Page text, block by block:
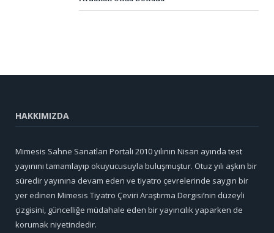
HAKKIMIZDA
Mimesis Sahne Sanatları Portali 2010 yılının Nisan ayında test
yayınını tamamlayıp okuyucusuyla buluşmuştur. Otuz yılı aşkın bir
süredir yayınına devam eden ve tiyatro çevrelerinde saygın bir
yer edinen Mimesis Tiyatro Çeviri Araştırma Dergisi’nin düzeyli
çizgisini, güncelliğe müdahale eden bir yayıncılık yaparken de
korumak niyetindedir.